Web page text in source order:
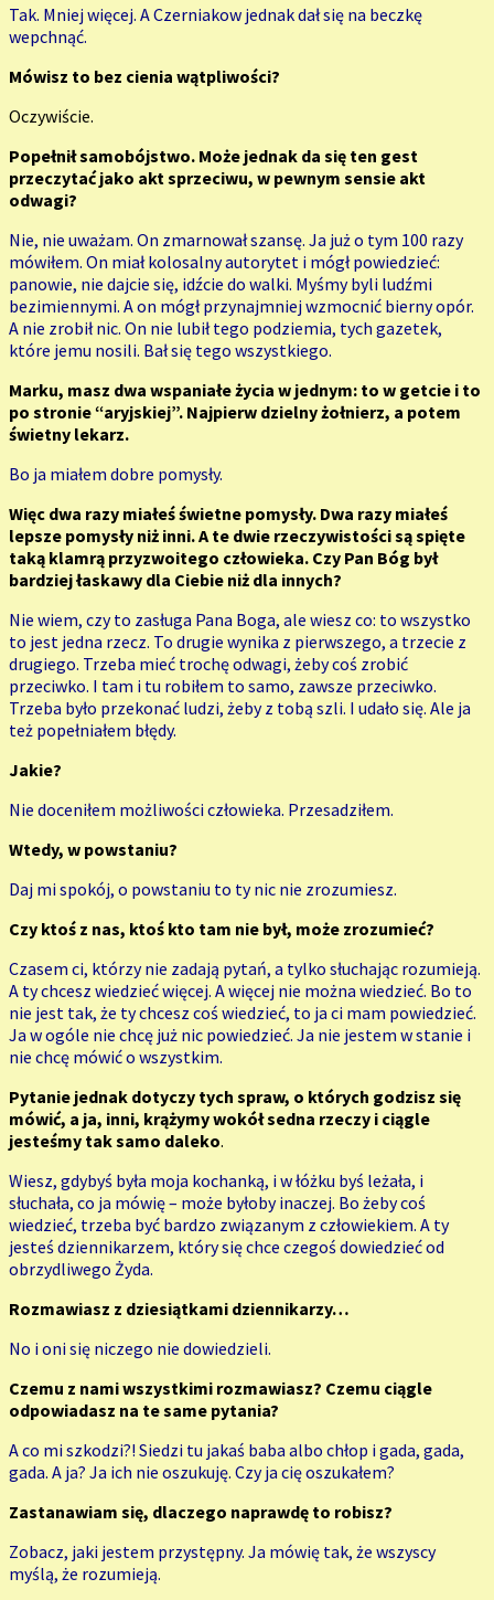
Tak. Mniej więcej. A Czerniakow jednak dał się na beczkę
wepchnąć.
Mówisz to bez cienia wątpliwości?
Oczywiście.
Popełnił samobójstwo. Może jednak da się ten gest
przeczytać jako akt sprzeciwu, w pewnym sensie akt
odwagi?
Nie, nie uważam. On zmarnował szansę. Ja już o tym 100 razy
mówiłem. On miał kolosalny autorytet i mógł powiedzieć:
panowie, nie dajcie się, idźcie do walki. Myśmy byli ludźmi
bezimiennymi. A on mógł przynajmniej wzmocnić bierny opór.
A nie zrobił nic. On nie lubił tego podziemia, tych gazetek,
które jemu nosili. Bał się tego wszystkiego.
Marku, masz dwa wspaniałe życia w jednym: to w getcie i to
po stronie “aryjskiej”. Najpierw dzielny żołnierz, a potem
świetny lekarz.
Bo ja miałem dobre pomysły.
Więc dwa razy miałeś świetne pomysły. Dwa razy miałeś
lepsze pomysły niż inni. A te dwie rzeczywistości są spięte
taką klamrą przyzwoitego człowieka. Czy Pan Bóg był
bardziej łaskawy dla Ciebie niż dla innych?
Nie wiem, czy to zasługa Pana Boga, ale wiesz co: to wszystko
to jest jedna rzecz. To drugie wynika z pierwszego, a trzecie z
drugiego. Trzeba mieć trochę odwagi, żeby coś zrobić
przeciwko. I tam i tu robiłem to samo, zawsze przeciwko.
Trzeba było przekonać ludzi, żeby z tobą szli. I udało się. Ale ja
też popełniałem błędy.
Jakie?
Nie doceniłem możliwości człowieka. Przesadziłem.
Wtedy, w powstaniu?
Daj mi spokój, o powstaniu to ty nic nie zrozumiesz.
Czy ktoś z nas, ktoś kto tam nie był, może zrozumieć?
Czasem ci, którzy nie zadają pytań, a tylko słuchając rozumieją.
A ty chcesz wiedzieć więcej. A więcej nie można wiedzieć. Bo to
nie jest tak, że ty chcesz coś wiedzieć, to ja ci mam powiedzieć.
Ja w ogóle nie chcę już nic powiedzieć. Ja nie jestem w stanie i
nie chcę mówić o wszystkim.
Pytanie jednak dotyczy tych spraw, o których godzisz się
mówić, a ja, inni, krążymy wokół sedna rzeczy i ciągle
jesteśmy tak samo daleko.
Wiesz, gdybyś była moja kochanką, i w łóżku byś leżała, i
słuchała, co ja mówię – może byłoby inaczej. Bo żeby coś
wiedzieć, trzeba być bardzo związanym z człowiekiem. A ty
jesteś dziennikarzem, który się chce czegoś dowiedzieć od
obrzydliwego Żyda.
Rozmawiasz z dziesiątkami dziennikarzy…
No i oni się niczego nie dowiedzieli.
Czemu z nami wszystkimi rozmawiasz? Czemu ciągle
odpowiadasz na te same pytania?
A co mi szkodzi?! Siedzi tu jakaś baba albo chłop i gada, gada,
gada. A ja? Ja ich nie oszukuję. Czy ja cię oszukałem?
Zastanawiam się, dlaczego naprawdę to robisz?
Zobacz, jaki jestem przystępny. Ja mówię tak, że wszyscy
myślą, że rozumieją.